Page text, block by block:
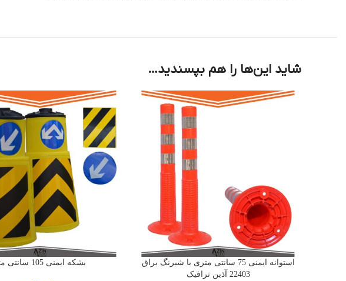
شاید این‌ها را هم بپسندید…
استوانه ایمنی 75 سانتی متری با شبرنگ براق
22403 آذین ترافیک
بشکه ایمنی 105 سانتی متر